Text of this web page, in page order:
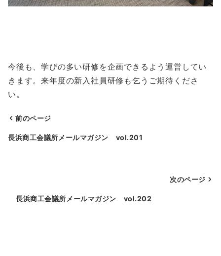
今後も、学びの多い研修を企画できるよう運営してい
きます。来年度の新入社員研修も乞うご期待くださ
い。
投
ゲ
前のページ
長浜商工会議所メールマガジン vol.201
次のページ
長浜商工会議所メールマガジン vol.202